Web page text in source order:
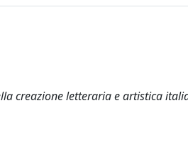
creazione letteraria e artistica